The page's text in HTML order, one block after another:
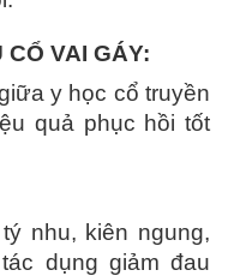
VAI GÁY:
y học cổ truyền
quả phục hồi tốt
nhu, kiên ngung,
dụng giảm đau